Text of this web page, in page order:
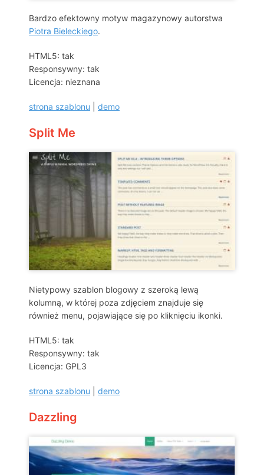
Bardzo efektowny motyw magazynowy autorstwa
Piotra Bieleckiego.
HTML5: tak
Responsywny: tak
Licencja: nieznana
strona szablonu demo
Split Me
Nietypowy szablon blogowy z szeroką lewą
kolumną, w której poza zdjęciem znajduje się
również menu, pojawiające się po kliknięciu ikonki.
HTML5: tak
Responsywny: tak
Licencja: GPL3
strona szablonu demo
Dazzling